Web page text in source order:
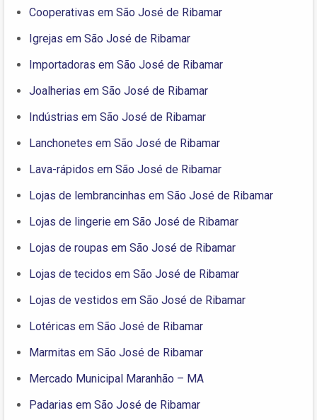
Cooperativas em São José de Ribamar
Igrejas em São José de Ribamar
Importadoras em São José de Ribamar
Joalherias em São José de Ribamar
Indústrias em São José de Ribamar
Lanchonetes em São José de Ribamar
Lava-rápidos em São José de Ribamar
Lojas de lembrancinhas em São José de Ribamar
Lojas de lingerie em São José de Ribamar
Lojas de roupas em São José de Ribamar
Lojas de tecidos em São José de Ribamar
Lojas de vestidos em São José de Ribamar
Lotéricas em São José de Ribamar
Marmitas em São José de Ribamar
Mercado Municipal Maranhão – MA
Padarias em São José de Ribamar